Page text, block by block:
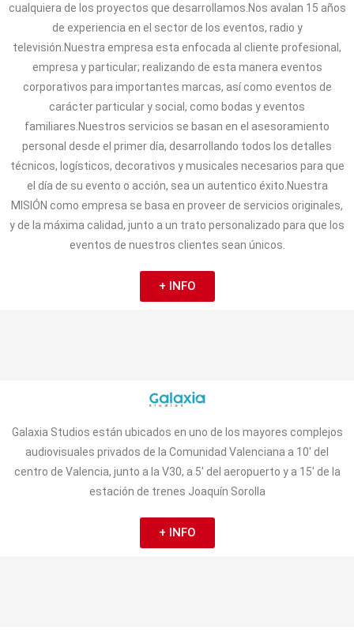
cualquiera de los proyectos que desarrollamos.Nos avalan 15 años
de experiencia en el sector de los eventos, radio y
televisión.Nuestra empresa esta enfocada al cliente profesional,
empresa y particular; realizando de esta manera eventos
corporativos para importantes marcas, así como eventos de
carácter particular y social, como bodas y eventos
familiares.Nuestros servicios se basan en el asesoramiento
personal desde el primer día, desarrollando todos los detalles
técnicos, logísticos, decorativos y musicales necesarios para que
el día de su evento o acción, sea un autentico éxito.Nuestra
MISIÓN como empresa se basa en proveer de servicios originales,
y de la máxima calidad, junto a un trato personalizado para que los
eventos de nuestros clientes sean únicos.
+ INFO
Galaxia Studios están ubicados en uno de los mayores complejos
audiovisuales privados de la Comunidad Valenciana a 10′ del
centro de Valencia, junto a la V30, a 5′ del aeropuerto y a 15′ de la
estación de trenes Joaquín Sorolla
+ INFO